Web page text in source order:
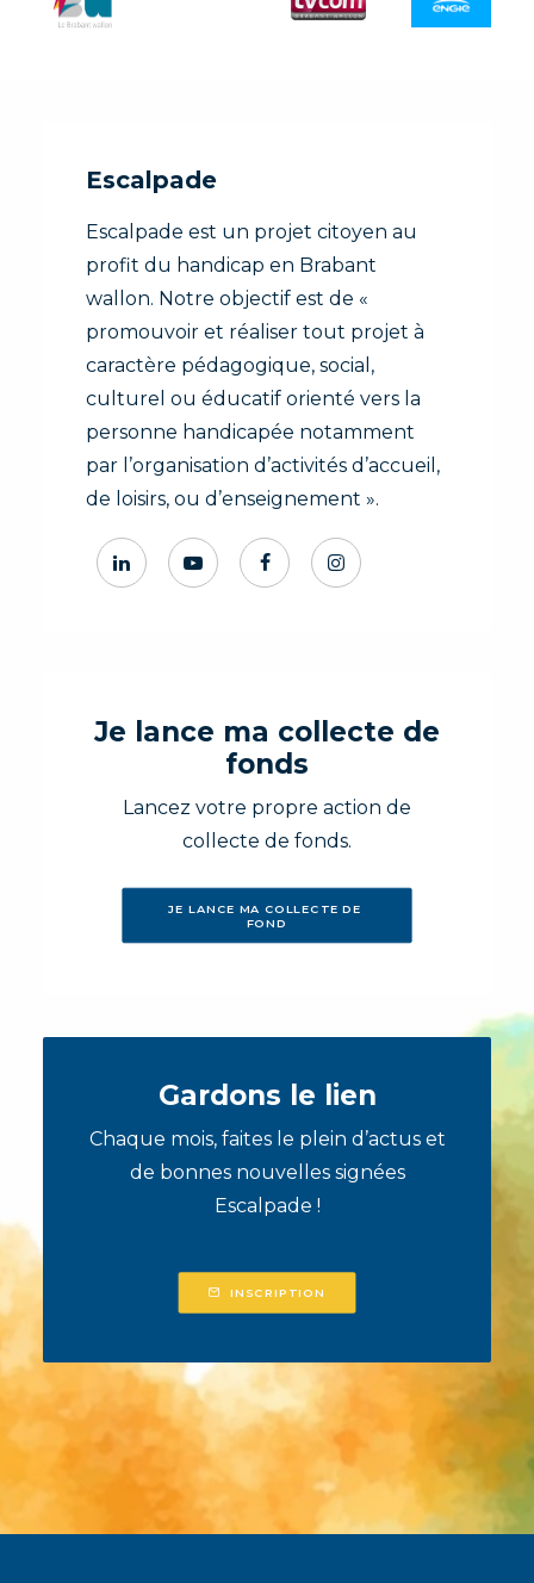
Escalpade
Escalpade est un projet citoyen au
profit du handicap en Brabant
wallon. Notre objectif est de «
promouvoir et réaliser tout projet à
caractère pédagogique, social,
culturel ou éducatif orienté vers la
personne handicapée notamment
par l’organisation d’activités d’accueil,
de loisirs, ou d’enseignement ».
Je lance ma collecte de
fonds
Lancez votre propre action de
collecte de fonds.
JE LANCE MA COLLECTE DE
FOND
Gardons le lien
Chaque mois, faites le plein d’actus et
de bonnes nouvelles signées
Escalpade !
INSCRIPTION